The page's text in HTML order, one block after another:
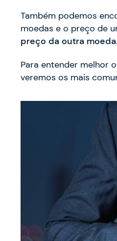
Também podemos
moedas e o preço de
preço da outra moeda.
Para entender melhor
veremos os mais